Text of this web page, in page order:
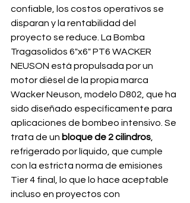
confiable, los costos operativos se
disparan y la rentabilidad del
proyecto se reduce. La Bomba
Tragasolidos 6"x6" PT6 WACKER
NEUSON está propulsada por un
motor diésel de la propia marca
Wacker Neuson, modelo D802, que ha
sido diseñado específicamente para
aplicaciones de bombeo intensivo. Se
trata de un bloque de 2 cilindros
refrigerado por líquido, que cumple
con la estricta norma de emisiones
Tier 4 final, lo que lo hace aceptable
incluso en proyectos con